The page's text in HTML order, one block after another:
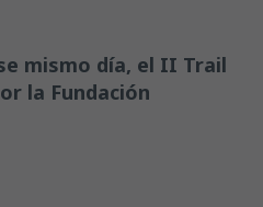
mismo día, el II Trail
la Fundación